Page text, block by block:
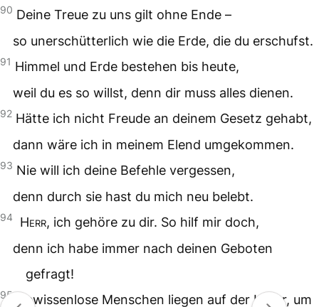
90 Deine Treue zu uns gilt ohne Ende –
so unerschütterlich wie die Erde, die du erschufst.
91 Himmel und Erde bestehen bis heute,
weil du es so willst, denn dir muss alles dienen.
92 Hätte ich nicht Freude an deinem Gesetz gehabt,
dann wäre ich in meinem Elend umgekommen.
93 Nie will ich deine Befehle vergessen,
denn durch sie hast du mich neu belebt.
94 Herr, ich gehöre zu dir. So hilf mir doch,
denn ich habe immer nach deinen Geboten
gefragt!
95
Gewissenlose Menschen liegen auf der Lauer, um